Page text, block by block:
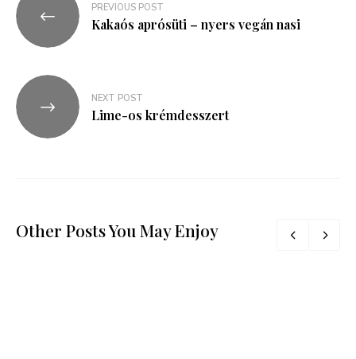
PREVIOUS POST
Kakaós aprósüti – nyers vegán nasi
NEXT POST
Lime-os krémdesszert
Other Posts You May Enjoy